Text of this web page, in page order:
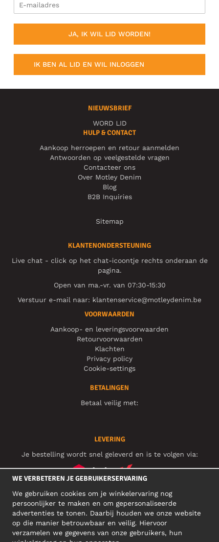
JA, IK WIL LID WORDEN!
IK BEN AL LID EN WIL INLOGGEN
NIEUWSBRIEF
WORD LID
HULP & CONTACT
Aankoop herroepen en retour aanmelden
Antwoorden op veelgestelde vragen
Contacteer ons
Over Motley Denim
Blog
B2B Inquiries
Sitemap
KLANTENONDERSTEUNING
Live chat - click op het chat-icoontje rechts onderaan de
pagina.
Open van ma.-vr. van 07:30-15:30
Verstuur e-mail naar: klantenservice@motleydenim.be
VOORWAARDEN
Aankoop- en leveringsvoorwaarden
Retourvoorwaarden
Klachten
Privacy policy
Cookie-settings
BETALINGEN
Betaal veilig met:
LEVERING
Je bestelling wordt snel geleverd en is te volgen via:
SOCIAL MEDIA
ZAKELIJK ADRES
WE VERBETEREN JE GEBRUIKERSERVARING
We gebruiken cookies om je winkelervaring nog
persoonlijker te maken en om gepersonaliseerde
advertenties te tonen. Daarbij houden we onze website
op die manier betrouwbaar en veilig. Hiervoor
verzamelen we gegevens van onze gebruikers, hun